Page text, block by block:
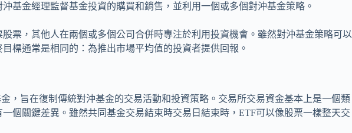
基金經理監督基金投資的購買和銷售，並利用一個或多個對沖基金策略。
票，其他人在兩個或多個公司合併時專注於利用投資機會。雖然對沖基金策略可以
標通常是相同的：為推出市場平均值的投資者提供回報。
，旨在復制傳統對沖基金的交易活動和投資策略。交易所交易資金基本上是一個類
個關鍵差異。雖然共同基金交易結束時交易日結束時，ETF可以像股票一樣整天交